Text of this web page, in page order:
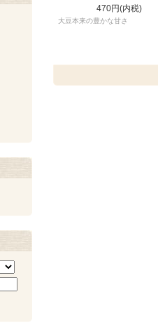
470円(内税)
大豆本来の豊かな甘さ